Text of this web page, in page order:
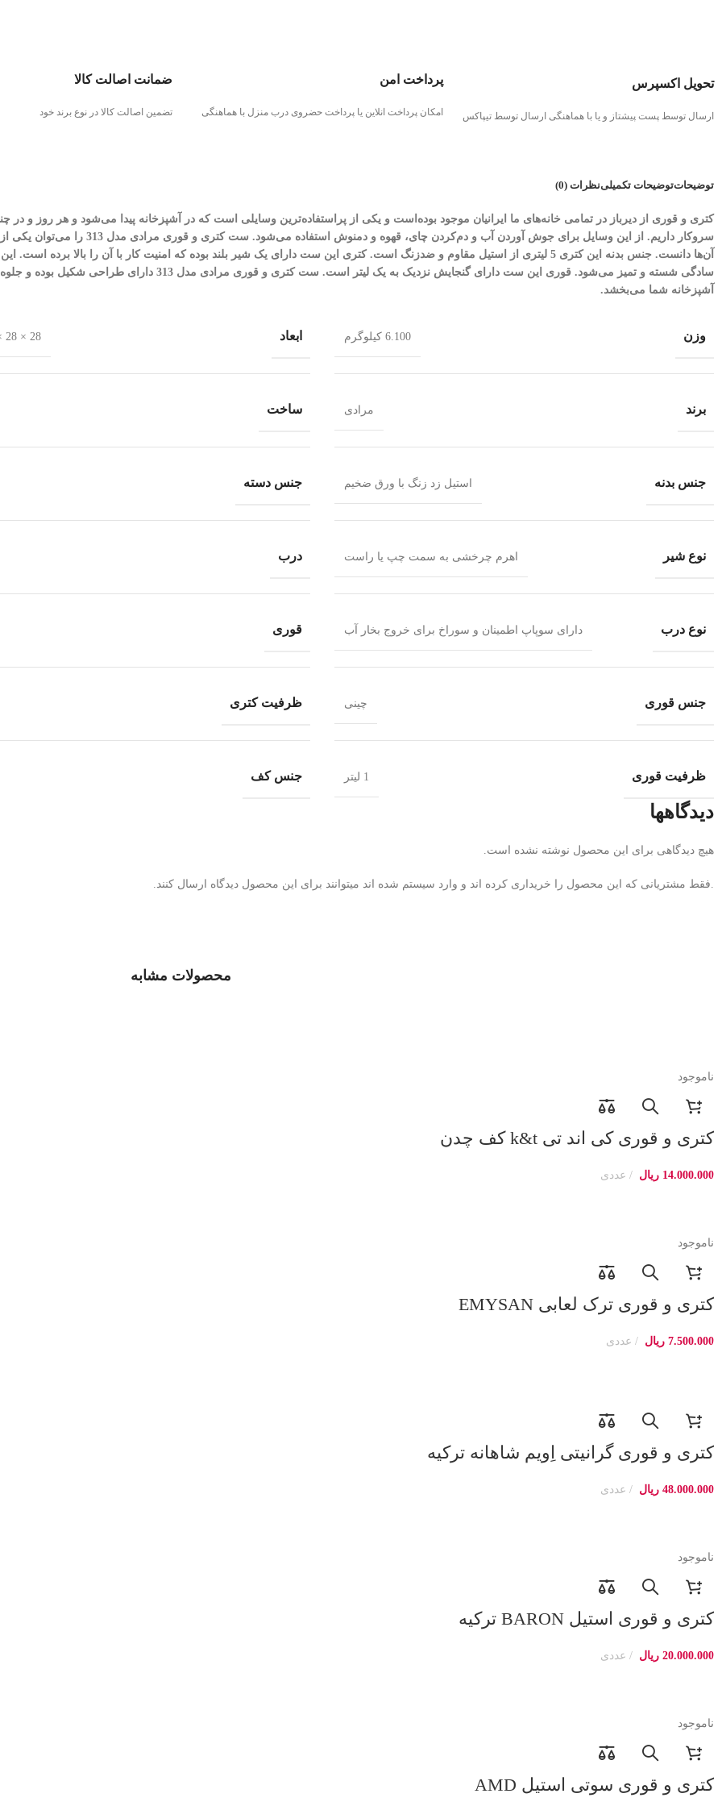
تحویل اکسپرس
ارسال توسط پست پیشتاز و یا با هماهنگی ارسال توسط تیپاکس
پرداخت امن
امکان پرداخت انلاین یا پرداخت حضروی درب منزل با هماهنگی
ضمانت اصالت کالا
تضمین اصالت کالا در نوع برند خود
توضیحاتتوضیحات تکمیلینظرات (0)
کتری و قوری از دیرباز در تمامی خانه‌های ما ایرانیان موجود بوده‌است و یکی از پراستفاده‌ترین وسایلی است که در آشپزخانه پیدا می‌شود و هر روز و در
سروکار داریم. از این وسایل برای جوش آوردن آب و دم‌کردن چای، قهوه و دمنوش استفاده
آن‌ها دانست. جنس بدنه این کتری 5 لیتری از استیل مقاوم و ضدزنگ است. کتری این ست دارای یک شیر بلند بوده که امنیت کار با آن را بالا برده است.
سادگی شسته و تمیز می‌شود. قوری این ست دارای گنجایش نزدیک به یک لیتر است. ست کتری و قوری مرادی مدل 313 دارای
آشپزخانه شما می‌بخشد.
وزن 6.100 کیلوگرم ابعاد 28 × 28 × 33 سانتیمتر
برند مرادی ساخت
جنس بدنه استیل زد زنگ با ورق ضخیم جنس دسته
نوع شیر اهرم چرخشی به سمت چپ یا راست درب
نوع درب دارای سوپاپ اطمینان و سوراخ برای خروج بخار آب قوری
جنس قوری چینی ظرفیت کتری
ظرفیت قوری 1 لیتر جنس کف
دیدگاهها
هیچ دیدگاهی برای این محصول نوشته نشده است.
.فقط مشتریانی که این محصول را خریداری کرده اند و وارد سیستم شده اند میتوانند برای این محصول دیدگاه ارسال کنند.
محصولات مشابه
ناموجود
کتری و قوری کی اند تی k&t کف چدن
14.000.000 ریال عددی
ناموجود
کتری و قوری ترک لعابی EMYSAN
7.500.000 ریال عددی
کتری و قوری گرانیتی اِویم شاهانه ترکیه
48.000.000 ریال عددی
ناموجود
کتری و قوری استیل BARON ترکیه
20.000.000 ریال عددی
ناموجود
کتری و قوری سوتی استیل AMD